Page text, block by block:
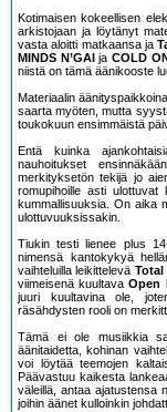
Kotimaisen kokeellisen
arkistojaan ja löytänyt
vasta aloitti matkaansa ja
MINDS N’GAI jaCOLD
niistä on tämä äänikooste
Materiaalin
saarta myöten, mutta
toukokuun ensimmäistä
Entä kuinka
nauhoitukset
merkityksetön tekijä jo
romupihoille asti ulottuvat
kummallisuuksia. On aika
ulottuvuuksissakin.
Tiukin testi lienee plus
nimensä kantokykyä
vaihteluilla leikittelevä Total
viimeisenä kuultavaOpen
juuri kuultavina ole,
räsähdysten rooli on
Tämä ei ole musiikkia
äänitaidetta, kohinan
voi löytää teemojen
Päävastuu kaikesta
väleillä, antaa ajatustensa
joihin äänet kulloinkin